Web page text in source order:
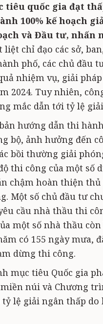
quốc gia đạt
100% kế hoạch
và Đầu tư, nhấn
liệt chỉ đạo các sở,
phố, các chủ
nhiệm vụ, giải
2024. Tuy nhiên,
mắc dẫn tới tỷ lệ
hướng dẫn thi
bộ, ảnh hưởng đến
bồi thường giải
thi công của một số
chậm hoàn thiện
Một số chủ đầu tư
cầu nhà thầu thi
một số nhà thầu
có 155 ngày mưa,
dừng thi công.
mục tiêu Quốc gia
núi và Chương
lệ giải ngân thấp